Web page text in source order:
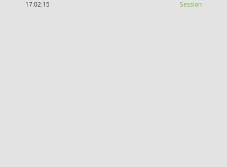
17:02:15
Session(Wird in